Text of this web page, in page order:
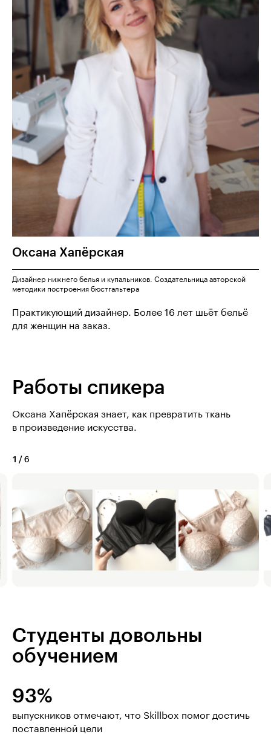
Оксана Хапёрская
Дизайнер нижнего белья и купальников. Создательница авторской
методики построения бюстгальтера
Практикующий дизайнер. Более 16 лет шьёт бельё
для женщин на заказ.
Работы спикера
Оксана Хапёрская знает, как превратить ткань
в произведение искусства.
1 / 6
Студенты довольны
обучением
93%
выпускников отмечают, что Skillbox помог достичь
поставленной цели